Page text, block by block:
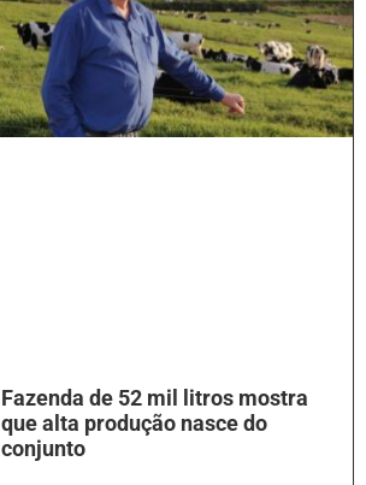
Fazenda de 52 mil litros mostra
que alta produção nasce do
conjunto